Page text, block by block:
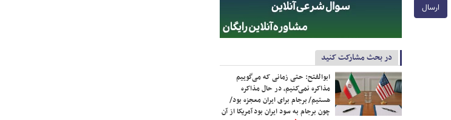
ارسال
در بحث مشارکت کنید
ابوالفتح: حتی زمانی که می‌گوییم
مذاکره نمی‌کنیم، در حال مذاکره
هستیم/ برجام برای ایران معجزه بود/
چون برجام به سود ایران بود آمریکا از آن